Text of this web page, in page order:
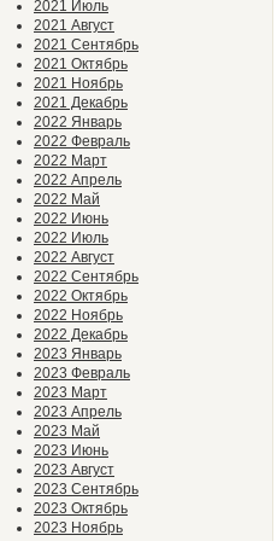
2021 Июль
2021 Август
2021 Сентябрь
2021 Октябрь
2021 Ноябрь
2021 Декабрь
2022 Январь
2022 Февраль
2022 Март
2022 Апрель
2022 Май
2022 Июнь
2022 Июль
2022 Август
2022 Сентябрь
2022 Октябрь
2022 Ноябрь
2022 Декабрь
2023 Январь
2023 Февраль
2023 Март
2023 Апрель
2023 Май
2023 Июнь
2023 Август
2023 Сентябрь
2023 Октябрь
2023 Ноябрь